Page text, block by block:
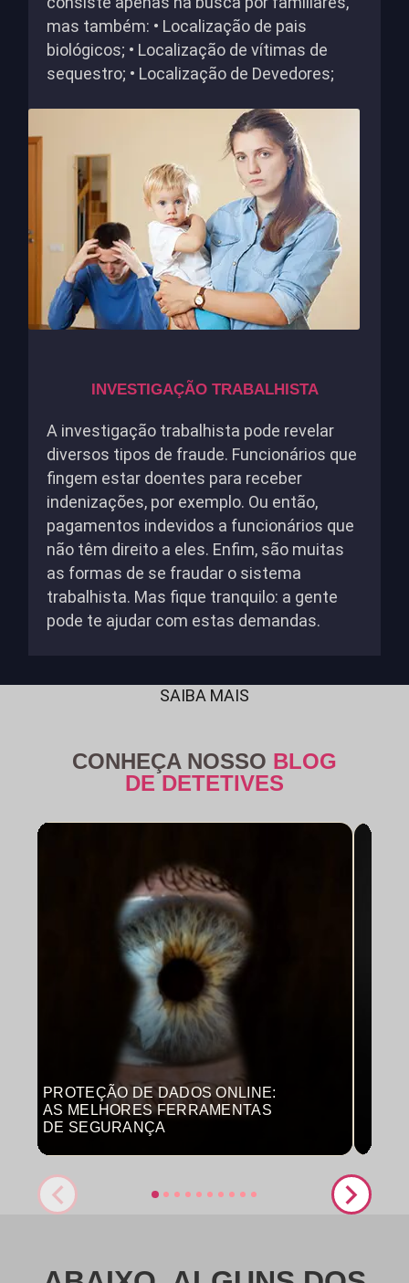
mas também: • Localização de pais
biológicos; • Localização de vítimas de
sequestro; • Localização de Devedores;
INVESTIGAÇÃO TRABALHISTA
A investigação trabalhista pode revelar
diversos tipos de fraude. Funcionários que
fingem estar doentes para receber
indenizações, por exemplo. Ou então,
pagamentos indevidos a funcionários que
não têm direito a eles. Enfim, são muitas
as formas de se fraudar o sistema
trabalhista. Mas fique tranquilo: a gente
pode te ajudar com estas demandas.
SAIBA MAIS
CONHEÇA NOSSO BLOG
DE DETETIVES
PROTEÇÃO DE DADOS ONLINE:
AS MELHORES FERRAMENTAS
DE SEGURANÇA